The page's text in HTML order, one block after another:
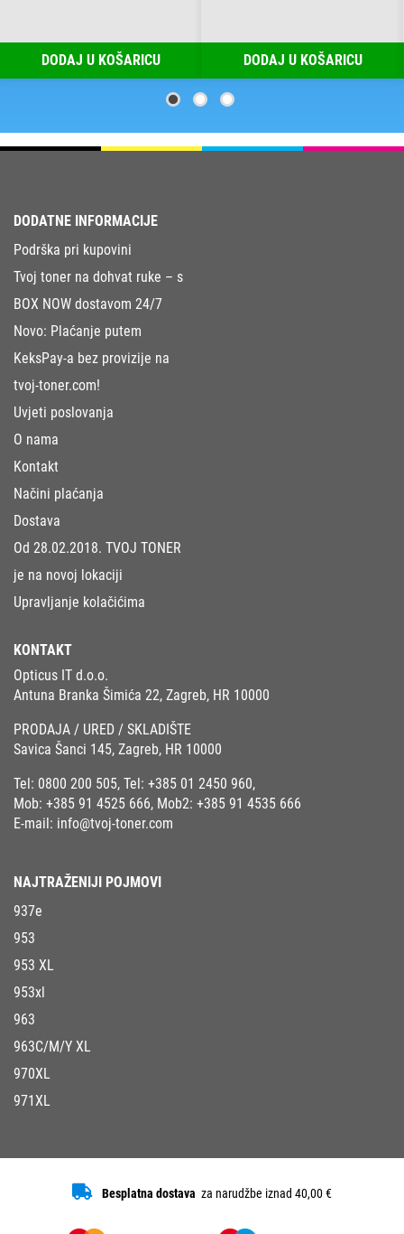
DODAJ U KOŠARICU DODAJ U KOŠARICU
DODATNE INFORMACIJE
Podrška pri kupovini
Tvoj toner na dohvat ruke – s
BOX NOW dostavom 24/7
Novo: Plaćanje putem
KeksPay-a bez provizije na
tvoj-toner.com!
Uvjeti poslovanja
O nama
Kontakt
Načini plaćanja
Dostava
Od 28.02.2018. TVOJ TONER
je na novoj lokaciji
Upravljanje kolačićima
KONTAKT
Opticus IT d.o.o.
Antuna Branka Šimića 22, Zagreb, HR 10000
PRODAJA / URED / SKLADIŠTE
Savica Šanci 145, Zagreb, HR 10000
Tel: 0800 200 505, Tel: +385 01 2450 960,
Mob: +385 91 4525 666, Mob2: +385 91 4535 666
E-mail: info@tvoj-toner.com
NAJTRAŽENIJI POJMOVI
937e
953
953 XL
953xl
963
963C/M/Y XL
970XL
971XL
Besplatna dostava za narudžbe iznad 40,00 €